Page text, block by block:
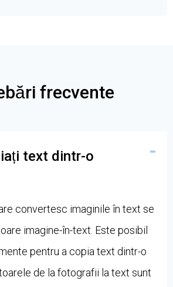
frecvente
text dintr-o
convertesc imaginile în text se
imagine-în-text. Este posibil
pentru a copia text dintr-o
de la fotografii la text sunt